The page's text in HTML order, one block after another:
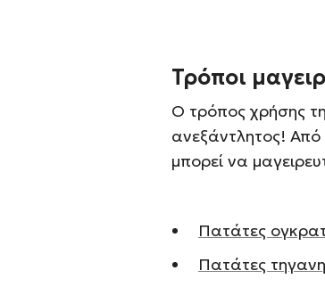
Τρόποι
Ο τρόπος χρήσης
ανεξάντλητος! Από
μπορεί να
Πατάτες
Πατάτες